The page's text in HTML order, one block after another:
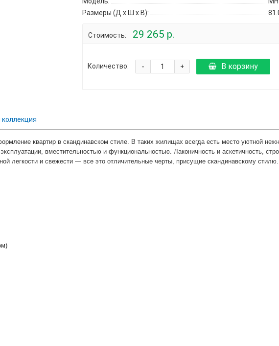
Размеры (Д x Ш x В):
Стоимость: 29 265 р.
Количество: +
- В корзину
коллекция
квартир в скандинавском стиле. В таких жилищах всегда есть место уютной
вместительностью и функциональностью. Лаконичность и аскетичность,
легкости и свежести — все это отличительные черты, присущие скандинавскому стилю.